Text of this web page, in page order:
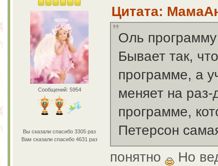
Сообщений: 5954
Вы сказали спасибо 3305 раз
Вам сказали спасибо 4631 раз
Цитата:
Оль
Бывает так,
программе, а
меняет на раз-
программе,
Петерсон
понятно
Но